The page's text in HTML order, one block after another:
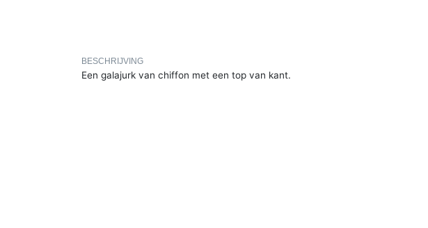
BESCHRIJVING
Een galajurk van chiffon met een top van kant.